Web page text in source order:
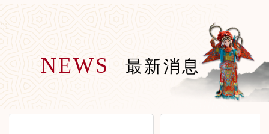
:::
NEWS 最新消息